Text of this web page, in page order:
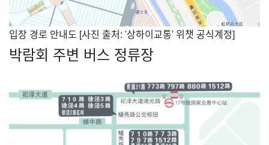
​입장 경로 안내도 [사진 출처: '상하이교통' 위챗 공식계정]
박람회 주변 버스 정류장